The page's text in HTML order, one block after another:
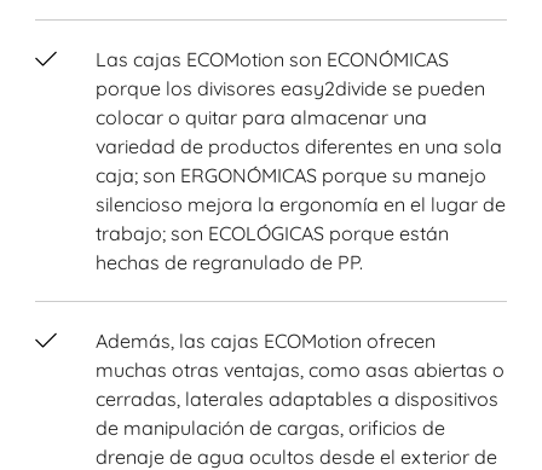
Las cajas ECOMotion son ECONÓMICAS
porque los divisores easy2divide se pueden
colocar o quitar para almacenar una
variedad de productos diferentes en una sola
caja; son ERGONÓMICAS porque su manejo
silencioso mejora la ergonomía en el lugar de
trabajo; son ECOLÓGICAS porque están
hechas de regranulado de PP.
Además, las cajas ECOMotion ofrecen
muchas otras ventajas, como asas abiertas o
cerradas, laterales adaptables a dispositivos
de manipulación de cargas, orificios de
drenaje de agua ocultos desde el exterior de